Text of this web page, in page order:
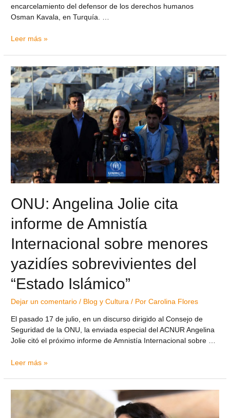
encarcelamiento del defensor de los derechos humanos
Osman Kavala, en Turquía. …
Leer más »
ONU: Angelina Jolie cita
informe de Amnistía
Internacional sobre menores
yazidíes sobrevivientes del
“Estado Islámico”
Dejar un comentario / Blog y Cultura / PorCarolina Flores
El pasado 17 de julio, en un discurso dirigido al Consejo de
Seguridad de la ONU, la enviada especial del ACNUR Angelina
Jolie citó el próximo informe de Amnistía Internacional sobre …
Leer más »